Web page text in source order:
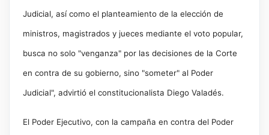
Judicial, así como el planteamiento de la elección de
ministros, magistrados y jueces mediante el voto popular,
busca no solo "venganza" por las decisiones de la Corte
en contra de su gobierno, sino "someter" al Poder
Judicial", advirtió el constitucionalista Diego Valadés.
El Poder Ejecutivo, con la campaña en contra del Poder